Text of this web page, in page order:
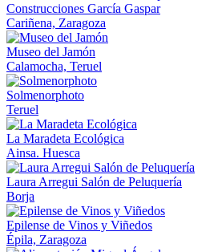
Construcciones García Gaspar
Cariñena, Zaragoza
Museo del Jamón
Calamocha, Teruel
Solmenorphoto
Teruel
La Maradeta Ecológica
Ainsa. Huesca
Laura Arregui Salón de Peluquería
Borja
Epilense de Vinos y Viñedos
Épila, Zaragoza